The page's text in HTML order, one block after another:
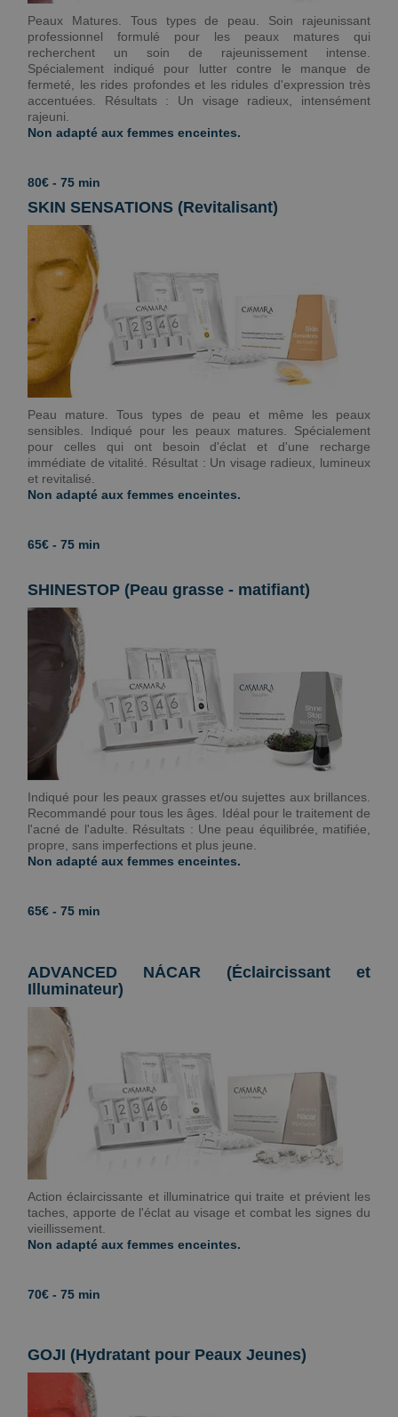
Peaux Matures. Tous types de peau. Soin rajeunissant
professionnel formulé pour les peaux matures qui
recherchent un soin de rajeunissement intense.
Spécialement indiqué pour lutter contre le manque de
fermeté, les rides profondes et les ridules d'expression très
accentuées. Résultats : Un visage radieux, intensément
rajeuni.
Non adapté aux femmes enceintes.
80€ - 75 min
SKIN SENSATIONS (Revitalisant)
Peau mature. Tous types de peau et même les peaux
sensibles. Indiqué pour les peaux matures. Spécialement
pour celles qui ont besoin d'éclat et d'une recharge
immédiate de vitalité. Résultat : Un visage radieux, lumineux
et revitalisé.
Non adapté aux femmes enceintes.
65€ - 75 min
SHINESTOP (Peau grasse - matifiant)
Indiqué pour les peaux grasses et/ou sujettes aux brillances.
Recommandé pour tous les âges. Idéal pour le traitement de
l'acné de l'adulte. Résultats : Une peau équilibrée, matifiée,
propre, sans imperfections et plus jeune.
Non adapté aux femmes enceintes.
65€ - 75 min
ADVANCED NÁCAR (Éclaircissant et
Illuminateur)
Action éclaircissante et illuminatrice qui traite et prévient les
taches, apporte de l'éclat au visage et combat les signes du
vieillissement.
Non adapté aux femmes enceintes.
70€ - 75 min
GOJI (Hydratant pour Peaux Jeunes)